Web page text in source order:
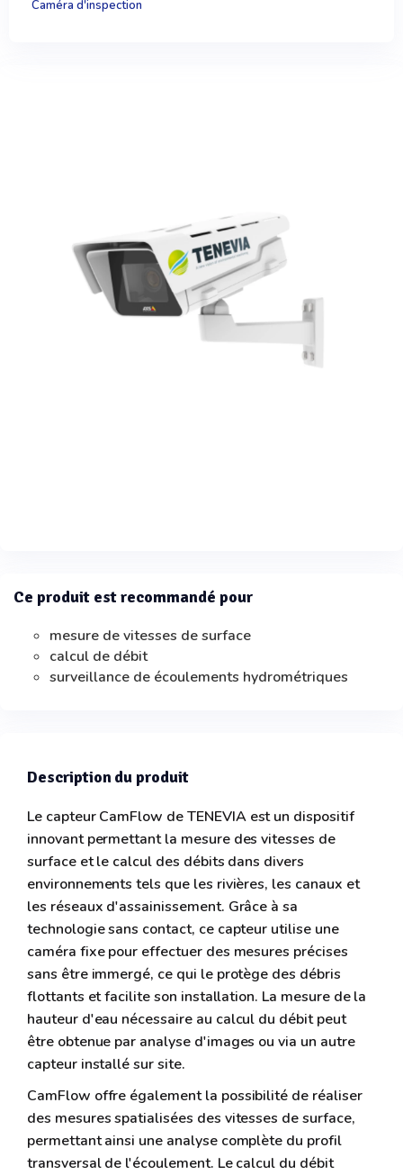
Ce produit est recommandé pour
mesure de vitesses de surface
calcul de débit
surveillance de écoulements hydrométriques
Description du produit
Le capteur CamFlow de TENEVIA est un dispositif
innovant permettant la mesure des vitesses de
surface et le calcul des débits dans divers
environnements tels que les rivières, les canaux et
les réseaux d'assainissement. Grâce à sa
technologie sans contact, ce capteur utilise une
caméra fixe pour effectuer des mesures précises
sans être immergé, ce qui le protège des débris
flottants et facilite son installation. La mesure de la
hauteur d'eau nécessaire au calcul du débit peut
être obtenue par analyse d'images ou via un autre
capteur installé sur site.
CamFlow offre également la possibilité de réaliser
des mesures spatialisées des vitesses de surface,
permettant ainsi une analyse complète du profil
transversal de l'écoulement. Le calcul du débit
Caméra d'inspection